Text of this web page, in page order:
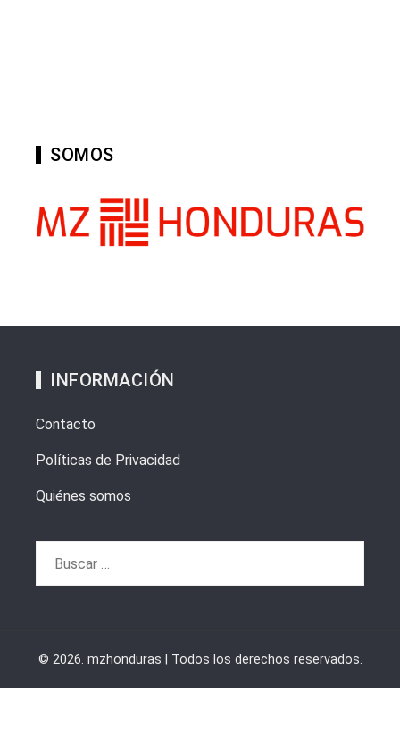
SOMOS
INFORMACIÓN
Contacto
Políticas de Privacidad
Quiénes somos
© 2026. mzhonduras | Todos los derechos reservados.